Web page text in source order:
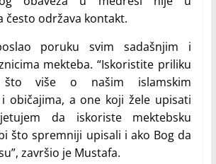
često održava kontakt.
poruku svim sadašnjim i
mekteba. “Iskoristite priliku
više o našim islamskim
običajima, a one koji žele upisati
da iskoriste mektebsku
što spremniji upisali i ako Bog da
završio je Mustafa.